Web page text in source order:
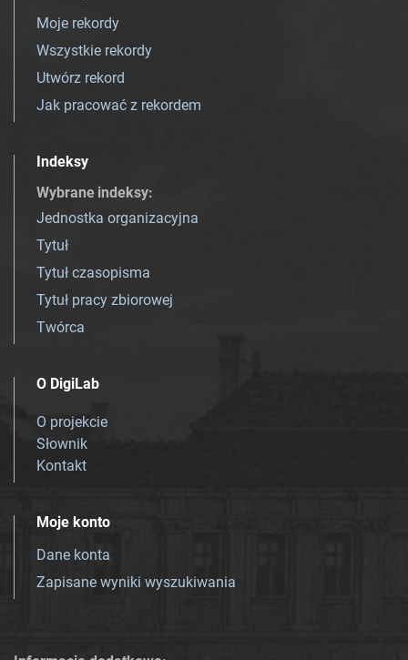
Moje rekordy
Wszystkie rekordy
Utwórz rekord
Jak pracować z rekordem
Indeksy
Wybrane indeksy:
Jednostka organizacyjna
Tytuł
Tytuł czasopisma
Tytuł pracy zbiorowej
Twórca
O DigiLab
O projekcie
Słownik
Kontakt
Moje konto
Dane konta
Zapisane wyniki wyszukiwania